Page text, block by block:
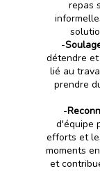
repas
-
détendre
lié au
prendre
-
d'équipe
efforts et
moments
et